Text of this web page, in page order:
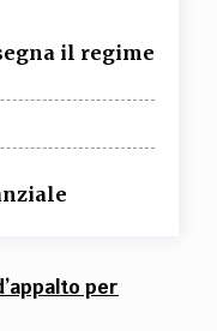
il regime
per